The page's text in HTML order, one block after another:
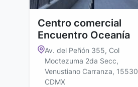
Centro comercial
Encuentro Oceanía
Av. del Peñón 355, Col
Moctezuma 2da Secc,
Venustiano Carranza, 15530
CDMX